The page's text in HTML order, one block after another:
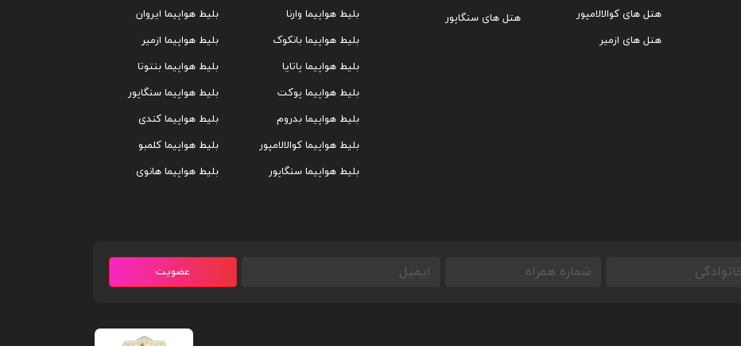
هتل های کوالالامپور
هتل های ازمیر
هتل های سنگاپور
بلیط هواپیما وارنا
بلیط هواپیما بانکوک
بلیط هواپیما پاتایا
بلیط هواپیما پوکت
بلیط هواپیما بدروم
بلیط هواپیما کوالالامپور
بلیط هواپیما سنگاپور
بلیط هواپیما ایروان
بلیط هواپیما ازمیر
بلیط هواپیما بنتوتا
بلیط هواپیما سنگاپور
بلیط هواپیما کندی
بلیط هواپیما کلمبو
بلیط هواپیما هانوی
عضویت